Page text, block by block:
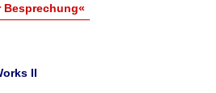
Besprechung«
II